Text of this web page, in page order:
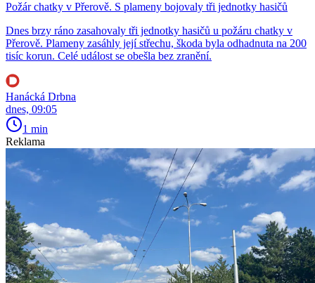
Požár chatky v Přerově. S plameny bojovaly tři jednotky hasičů
Dnes brzy ráno zasahovaly tři jednotky hasičů u požáru chatky v
Přerově. Plameny zasáhly její střechu, škoda byla odhadnuta na 200
tisíc korun. Celé událost se obešla bez zranění.
Hanácká Drbna
dnes, 09:05
1 min
Reklama